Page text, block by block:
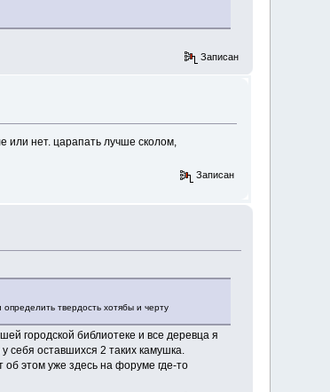
Записан
или нет. царапать лучше сколом,
Записан
твердость хотябы и черту
городской библиотеке и все деревца я
себя оставшихся 2 таких камушка.
об этом уже здесь на форуме где-то